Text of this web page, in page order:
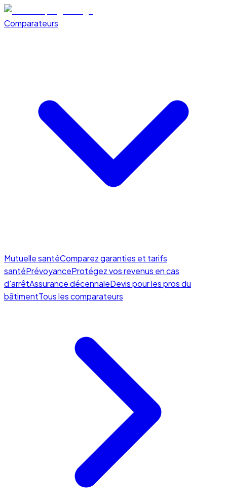
Comparateurs
Mutuelle santéComparez garanties et tarifs
santéPrévoyanceProtégez vos revenus en cas
d'arrêtAssurance décennaleDevis pour les pros du
bâtimentTous les comparateurs